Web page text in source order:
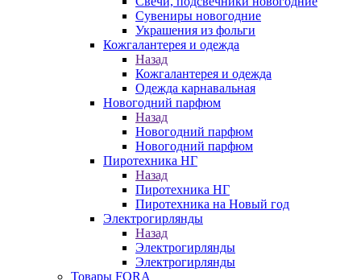
Сувениры новогодние
Украшения из фольги
Кожгалантерея и одежда
Назад
Кожгалантерея и одежда
Одежда карнавальная
Новогодний парфюм
Назад
Новогодний парфюм
Новогодний парфюм
Пиротехника НГ
Назад
Пиротехника НГ
Пиротехника на Новый год
Электрогирлянды
Назад
Электрогирлянды
Электрогирлянды
Товары FORA